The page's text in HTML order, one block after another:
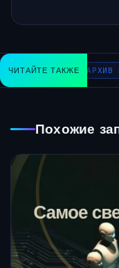
ЧИТАЙТЕ ТАКЖЕ АРХИВ
Похожие